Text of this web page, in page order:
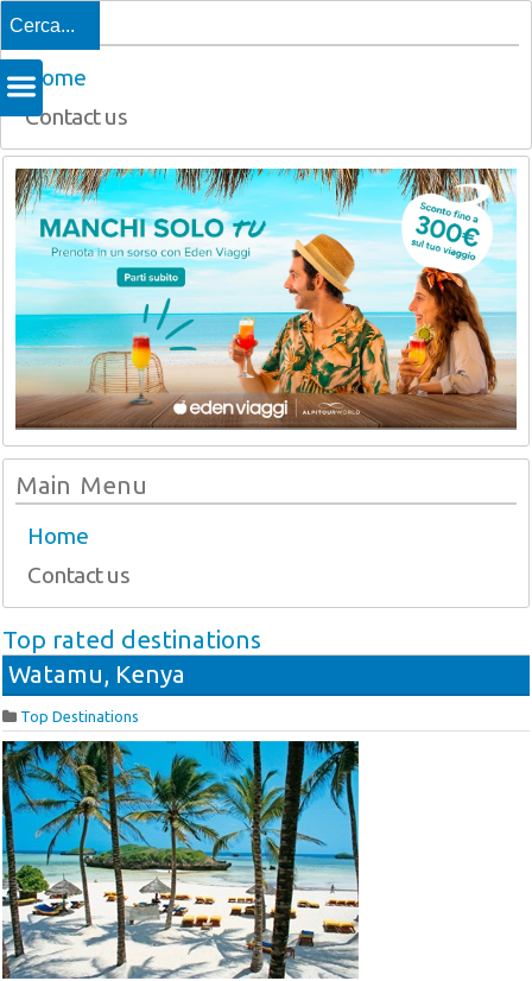
Top
Home
Contact us
Main Menu
Home
Contact us
Top rated destinations
Watamu, Kenya
Top Destinations